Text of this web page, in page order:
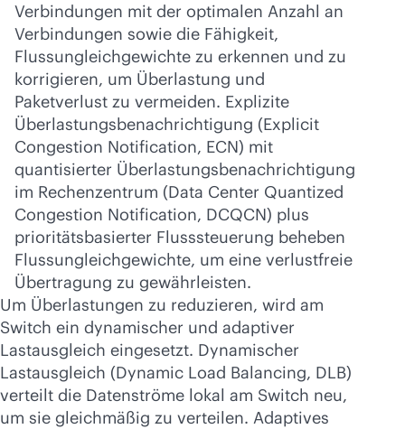
Verbindungen mit der optimalen Anzahl an
Verbindungen sowie die Fähigkeit,
Flussungleichgewichte zu erkennen und zu
korrigieren, um Überlastung und
Paketverlust zu vermeiden. Explizite
Überlastungsbenachrichtigung (Explicit
Congestion Notification, ECN) mit
quantisierter Überlastungsbenachrichtigung
im Rechenzentrum (Data Center Quantized
Congestion Notification, DCQCN) plus
prioritätsbasierter Flusssteuerung beheben
Flussungleichgewichte, um eine verlustfreie
Übertragung zu gewährleisten.
Um Überlastungen zu reduzieren, wird am
Switch ein dynamischer und adaptiver
Lastausgleich eingesetzt. Dynamischer
Lastausgleich (Dynamic Load Balancing, DLB)
verteilt die Datenströme lokal am Switch neu,
um sie gleichmäßig zu verteilen. Adaptives